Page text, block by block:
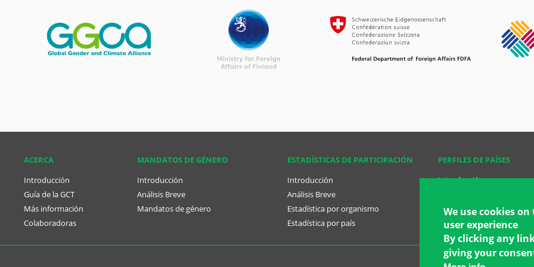
ACERCA
Introducción
Guía de la GCT
Más información
Colaboradoras
MANDATOS DE GÉNERO
Introducción
Análisis Breve
Mandatos de género
ESTADÍSTICAS DE PARTICIPACIÓN
Introducción
Análisis Breve
Estadística por organismo
Estadística por país
PERFILES DE PAÍSES
Introducción
Perfil de países
Planes Nacionales
We use cookies
user experience
By clicking any
giving your